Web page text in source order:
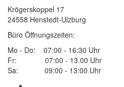
Krögerskoppel 17
24558 Henstedt-Ulzburg
Büro Öffnungszeiten:
Mo - Do: 07:00 - 16:30 Uhr
Fr: 07:00 - 13.00 Uhr
Sa: 09:00 - 13:00 Uhr